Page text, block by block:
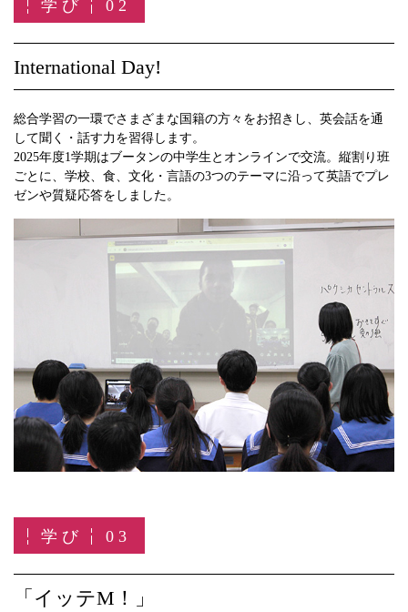
学び 02
International Day!
総合学習の一環でさまざまな国籍の方々をお招きし、英会話を通
して聞く・話す力を習得します。
2025年度1学期はブータンの中学生とオンラインで交流。縦割り班
ごとに、学校、食、文化・言語の3つのテーマに沿って英語でプレ
ゼンや質疑応答をしました。
学び 03
「イッテM！」